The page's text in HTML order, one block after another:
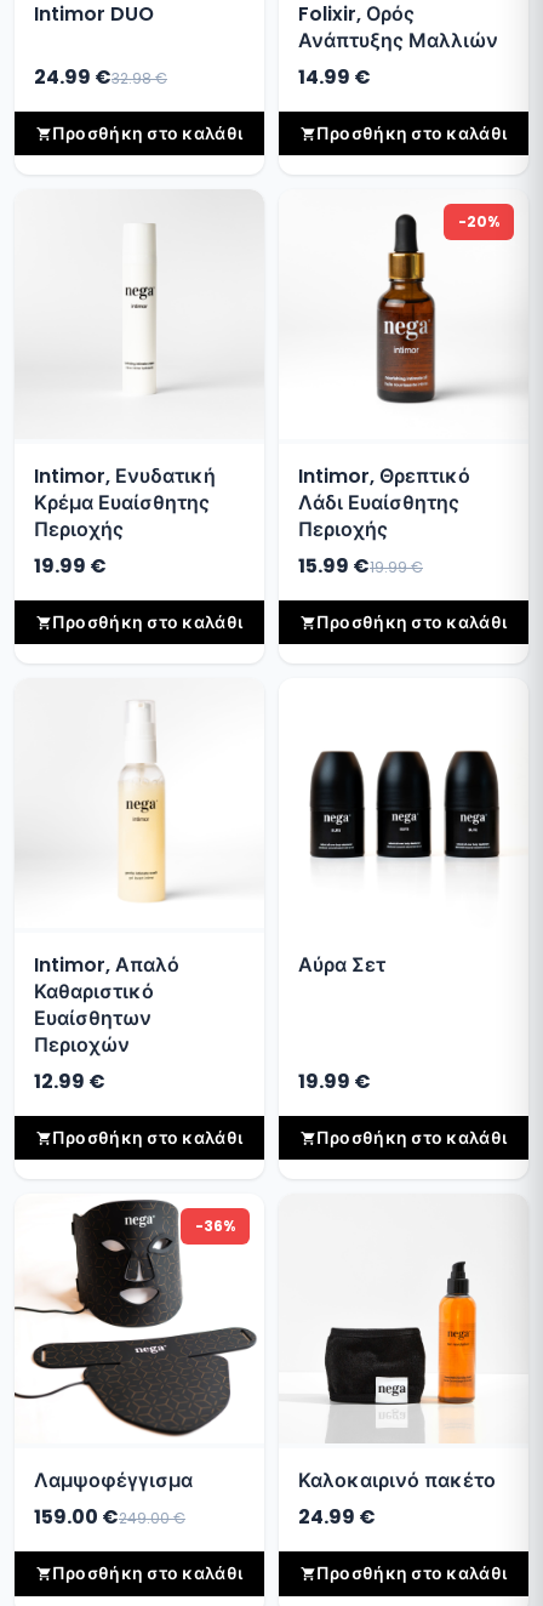
Intimor DUO
24.99 €32.98 €
Προσθήκη στο καλάθι
Folixir, Ορός
Ανάπτυξης Μαλλιών
14.99 €
Προσθήκη στο καλάθι
Intimor, Ενυδατική
Κρέμα Ευαίσθητης
Περιοχής
19.99 €
Προσθήκη στο καλάθι
-20%
Intimor, Θρεπτικό
Λάδι Ευαίσθητης
Περιοχής
15.99 €19.99 €
Προσθήκη στο καλάθι
Intimor, Απαλό
Καθαριστικό
Ευαίσθητων
Περιοχών
12.99 €
Προσθήκη στο καλάθι
Αύρα Σετ
19.99 €
Προσθήκη στο καλάθι
-36%
Λαμψοφέγγισμα
159.00 €249.00 €
Προσθήκη στο καλάθι
Καλοκαιρινό πακέτο
24.99 €
Προσθήκη στο καλάθι